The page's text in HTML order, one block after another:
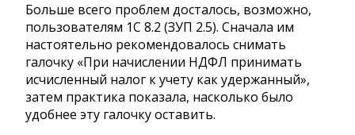
Больше всего проблем досталось, возможно,
пользователям 1С 8.2 (ЗУП 2.5). Сначала им
настоятельно рекомендовалось снимать
галочку «При начислении НДФЛ принимать
исчисленный налог к учету как удержанный»,
затем практика показала, насколько было
удобнее эту галочку оставить.